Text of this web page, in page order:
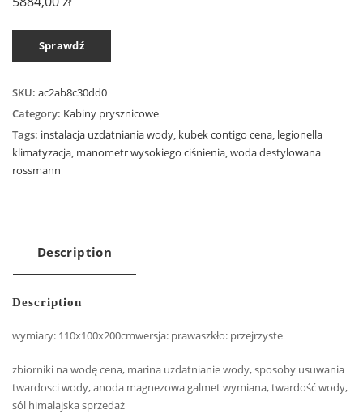
Sprawdź
SKU: ac2ab8c30dd0
Category: Kabiny prysznicowe
Tags: instalacja uzdatniania wody, kubek contigo cena, legionella
klimatyzacja, manometr wysokiego ciśnienia,woda destylowana
rossmann
Description
Description
wymiary: 110x100x200cmwersja: prawaszkło: przejrzyste
zbiorniki na wodę cena, marina uzdatnianie wody, sposoby usuwania
twardosci wody, anoda magnezowa galmet wymiana, twardość wody,
sól himalajska sprzedaż